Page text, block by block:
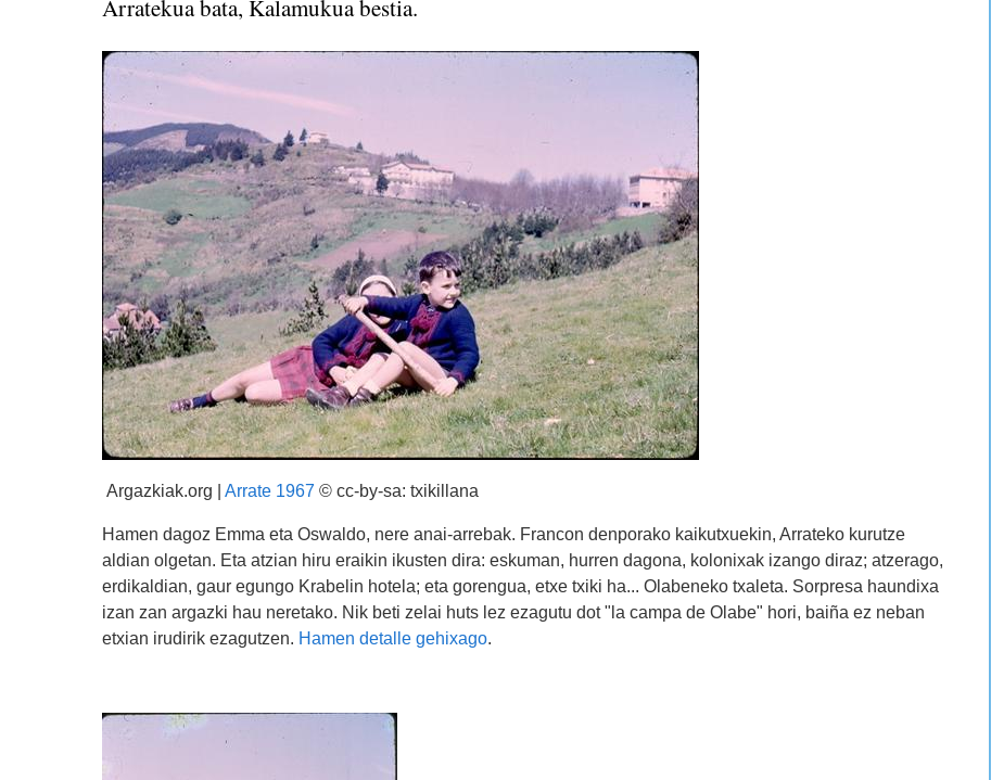
Arratekua bata, Kalamukua bestia.
Argazkiak.org | Arrate 1967 © cc-by-sa: txikillana
Hamen dagoz Emma eta Oswaldo, nere anai-arrebak. Francon denporako kaikutxuekin, Arrateko kurutze
aldian olgetan. Eta atzian hiru eraikin ikusten dira: eskuman, hurren dagona, kolonixak izango diraz; atzerago,
erdikaldian, gaur egungo Krabelin hotela; eta gorengua, etxe txiki ha... Olabeneko txaleta. Sorpresa haundixa
izan zan argazki hau neretako. Nik beti zelai huts lez ezagutu dot "la campa de Olabe" hori, baiña ez neban
etxian irudirik ezagutzen. Hamen detalle gehixago.